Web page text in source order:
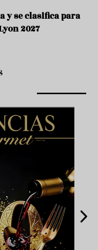
y se clasifica para
2027